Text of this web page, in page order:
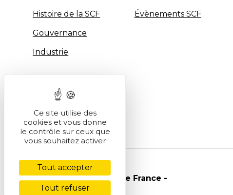
Histoire de la SCF
Gouvernance
Industrie
Évènements SCF
© Société Chimique de France -
Ce site utilise des
cookies et vous donne
le contrôle sur ceux que
vous souhaitez activer
Tout accepter
Tout refuser